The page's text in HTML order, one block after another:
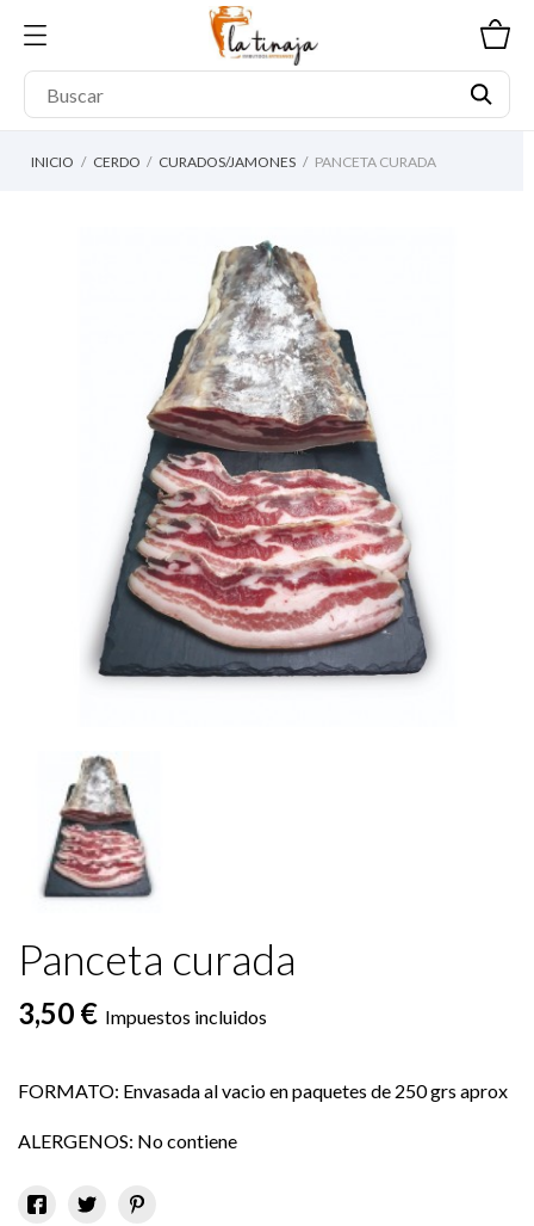
INICIO CERDO CURADOS/JAMONES PANCETA CURADA
Panceta curada
3,50 € Impuestos incluidos
FORMATO: Envasada al vacio en paquetes de 250 grs aprox
ALERGENOS: No contiene